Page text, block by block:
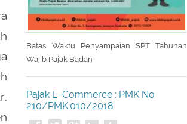
Batas Waktu Penyampaian SPT Tahunan
Wajib Pajak Badan
Pajak E-Commerce : PMK No
210/PMK.010/2018